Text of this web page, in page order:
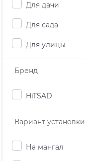
Для дачи
Для сада
Для улицы
Бренд
HiTSAD
Вариант установки
На мангал